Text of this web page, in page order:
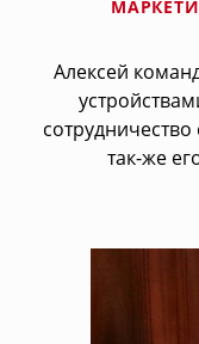
Алексей
так-же